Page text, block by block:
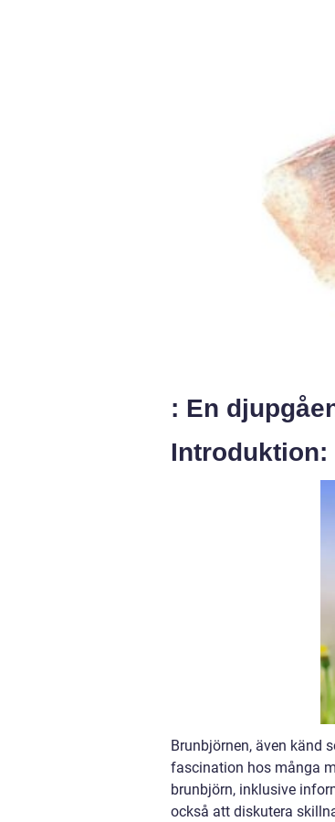
: En
Introduktion:
Brunbjörnen, även känd
fascination hos många
brunbjörn, inklusive
också att diskutera